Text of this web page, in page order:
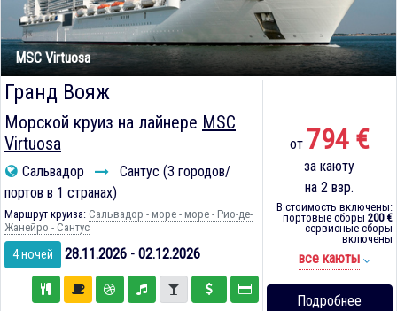
MSC Virtuosa
Гранд Вояж
Морской круиз на лайнере MSC
Virtuosa
Сальвадор
Сантус (3 городов/
портов в 1 странах)
Маршрут круиза: Сальвадор - море - море - Рио-де-
Жанейро - Сантус
4 ночей 28.11.2026 - 02.12.2026
от 794 €
за каюту
на 2 взр.
В стоимость включены:
портовые сборы 200 €
сервисные сборы
включены
все каюты
Подробнее